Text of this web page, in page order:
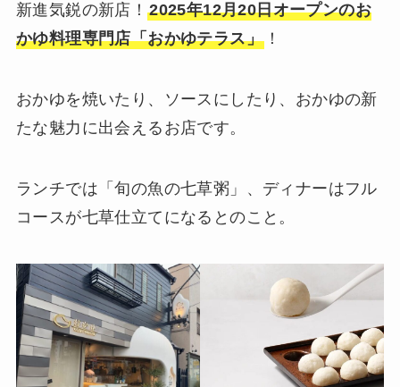
新進気鋭の新店！2025年12月20日オープンのお
かゆ料理専門店「おかゆテラス」！
おかゆを焼いたり、ソースにしたり、おかゆの新
たな魅力に出会えるお店です。
ランチでは「旬の魚の七草粥」、ディナーはフル
コースが七草仕立てになるとのこと。